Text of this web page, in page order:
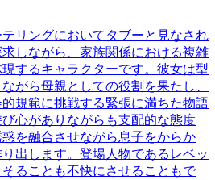
リングにおいてタブーと見なされ
しながら、家族関係における複雑
するキャラクターです。彼女は型
がら母親としての役割を果たし、
規範に挑戦する緊張に満ちた物語
心がありながらも支配的な態度
を融合させながら息子をからか
出します。登場人物であるレベッ
ることも不快にさせることもで